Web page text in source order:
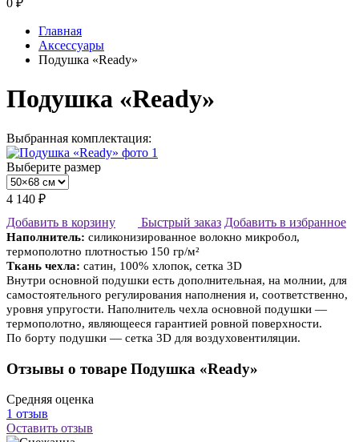
0 ₽
Главная
Аксессуары
Подушка «Ready»
Подушка «Ready»
Выбранная комплектация:
Выберите размер
4 140 ₽
Добавить в корзину
Быстрый заказ Добавить в избранное
Наполнитель: силиконизированное волокно микробол,
термополотно плотностью 150 гр/м²
Ткань чехла: сатин, 100% хлопок, сетка 3D
Внутри основной подушки есть дополнительная, на молнии, для
самостоятельного регулирования наполнения и, соответственно,
уровня упругости. Наполнитель чехла основной подушки —
термополотно, являющееся гарантией ровной поверхности.
По борту подушки — сетка 3D для воздуховентиляции.
Отзывы о товаре Подушка «Ready»
Средняя оценка
1 отзыв
Оставить отзыв